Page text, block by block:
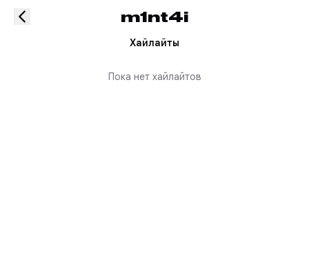
m1nt4i
Хайлайты
Пока нет хайлайтов